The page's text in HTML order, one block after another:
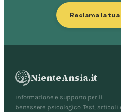
Reclama la
NienteAnsia.it
Informazione e supporto per il
benessere psicologico. Test, articoli